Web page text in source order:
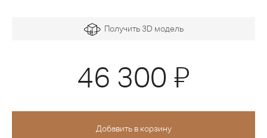
Получить 3D модель
46 300 Я